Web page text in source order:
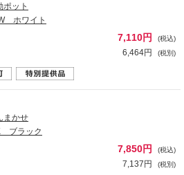
ポット
ホワイト
7,110円 (税込)
6,464円 (税別)
かせ
ブラック
7,850円 (税込)
7,137円 (税別)